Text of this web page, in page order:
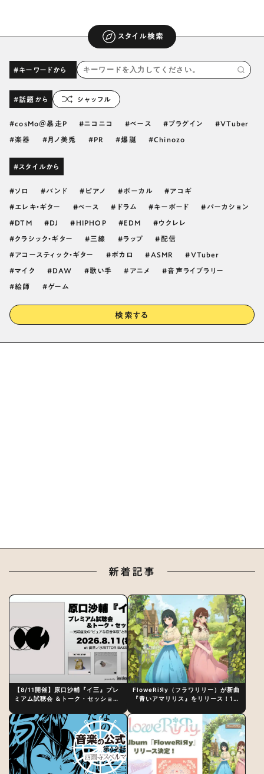
スタイル検索
#キーワードから
#話題から シャッフル
cosMo＠暴走P ニコニコ ベース プラグイン VTuber
楽器 月ノ美兎 PR 爆誕 Chinozo
#スタイルから
ソロ バンド ピアノ ボーカル アコギ
エレキ・ギター ベース ドラム キーボード パーカション
DTM DJ HIPHOP EDM ウクレレ
クラシック・ギター 三線 ラップ 配信
アコースティック・ギター ボカロ ASMR VTuber
マイク DAW 歌い手 アニメ 音声ライブラリー
絵師 ゲーム
検索する
新着記事
【8/11開催】原口沙輔『イ三』プレ
ミアム試聴会 ＆トーク・セッション
制作秘話
FloweRiЯy（フラワリリー）が新曲
『青いアマリリス』をリリース！1st